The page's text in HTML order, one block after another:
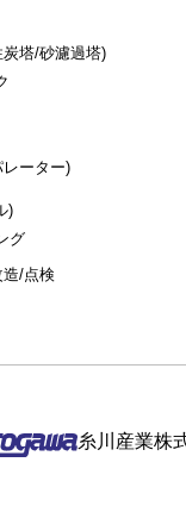
糸川産業株
塔/砂濾過塔)
ーター)
)
グ
/点検